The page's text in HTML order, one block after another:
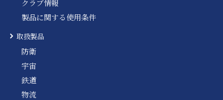
クラブ情報
製品に関する使用条件
取扱製品
防衛
宇宙
鉄道
物流